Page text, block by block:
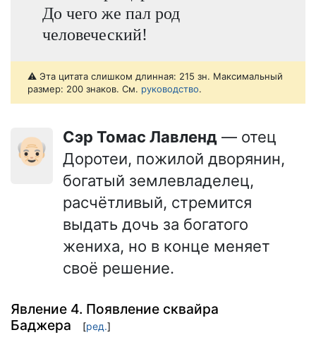
До чего же пал род
человеческий!
⚠️ Эта цитата слишком длинная: 215 зн. Максимальный
размер: 200 знаков. См. руководство.
👴🏻 Сэр Томас Лавленд — отец
Доротеи, пожилой дворянин,
богатый землевладелец,
расчётливый, стремится
выдать дочь за богатого
жениха, но в конце меняет
своё решение.
Явление 4. Появление сквайра
Баджера
[ред.]